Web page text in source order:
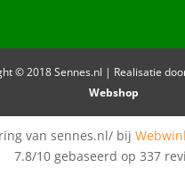
© 2018 Sennes.nl | Realisatie
Webshop
van sennes.nl/ bij
7.8/10 gebaseerd op 337